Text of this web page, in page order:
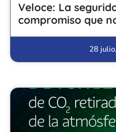
Veloce: La
compromiso que
28